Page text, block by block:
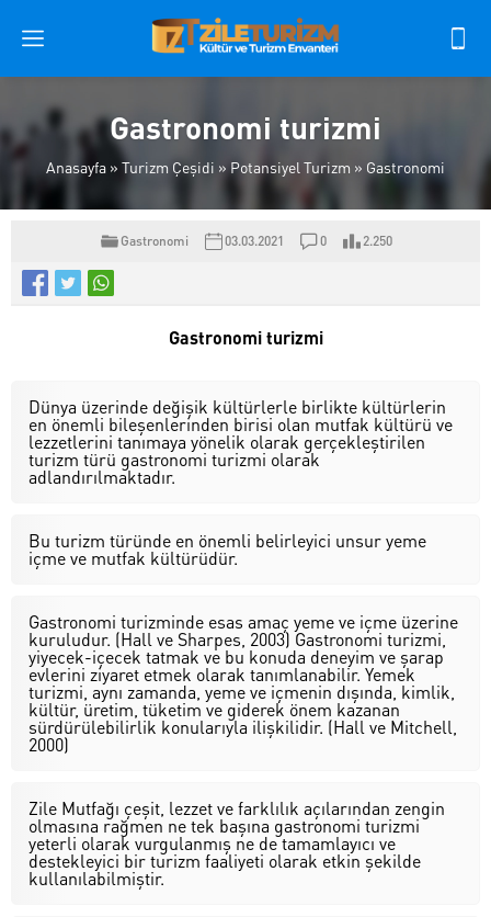
Gastronomi turizmi
Anasayfa » Turizm Çeşidi » Potansiyel Turizm » Gastronomi
Gastronomi 03.03.2021 0 2.250
Gastronomi turizmi
Dünya üzerinde değişik kültürlerle birlikte kültürlerin
en önemli bileşenlerinden birisi olan mutfak kültürü ve
lezzetlerini tanımaya yönelik olarak gerçekleştirilen
turizm türü gastronomi turizmi olarak
adlandırılmaktadır.
Bu turizm türünde en önemli belirleyici unsur yeme
içme ve mutfak kültürüdür.
Gastronomi turizminde esas amaç yeme ve içme üzerine
kuruludur. (Hall ve Sharpes, 2003) Gastronomi turizmi,
yiyecek-içecek tatmak ve bu konuda deneyim ve şarap
evlerini ziyaret etmek olarak tanımlanabilir. Yemek
turizmi, aynı zamanda, yeme ve içmenin dışında, kimlik,
kültür, üretim, tüketim ve giderek önem kazanan
sürdürülebilirlik konularıyla ilişkilidir. (Hall ve Mitchell,
2000)
Zile Mutfağı çeşit, lezzet ve farklılık açılarından zengin
olmasına rağmen ne tek başına gastronomi turizmi
yeterli olarak vurgulanmış ne de tamamlayıcı ve
destekleyici bir turizm faaliyeti olarak etkin şekilde
kullanılabilmiştir.